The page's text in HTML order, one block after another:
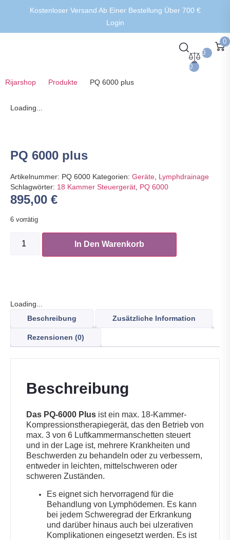
Kostenloser Versand Ab Einer Bestellung Über 700 €
Login
0
0
0
Rijarshop Produkte PQ 6000 plus
Loading...
PQ 6000 plus
Artikelnummer: PQ 6000 Kategorien: Geräte Lymphdrainage
Schlagwörter: 18 Kammer Steuergerät PQ 6000
895,00 €
6 vorrätig
In Den Warenkorb
Loading...
Beschreibung
Zusätzliche Information
Rezensionen (0)
Beschreibung
Das PQ-6000 Plus ist ein max. 18-Kammer-
Kompressionstherapiegerät, das den Betrieb von
max. 3 von 6 Luftkammermanschetten steuert
und in der Lage ist, mehrere Krankheiten und
Beschwerden zu behandeln oder zu verbessern,
entweder in leichten, mittelschweren oder
schweren Zuständen.
Es eignet sich hervorragend für die
Behandlung von Lymphödemen. Es kann
bei jedem Schweregrad der Erkrankung
und darüber hinaus auch bei ulzerativen
Komplikationen eingesetzt werden. Es ist